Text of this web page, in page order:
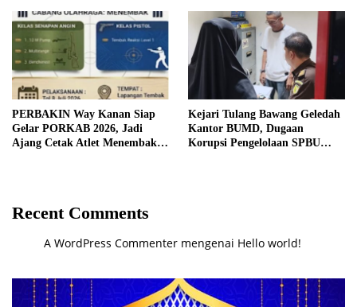
PERBAKIN Way Kanan Siap
Gelar PORKAB 2026, Jadi
Ajang Cetak Atlet Menembak
Kejari Tulang Bawang Geledah
Kantor BUMD, Dugaan
Korupsi Pengelolaan SPBU
Recent Comments
A WordPress Commenter mengenai Hello world!